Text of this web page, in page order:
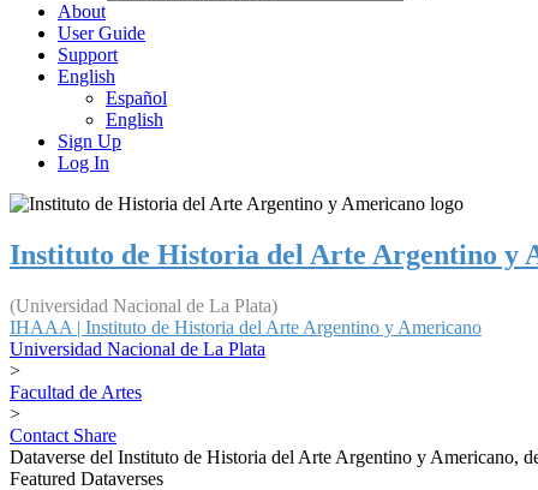
About
User Guide
Support
English
Español
English
Sign Up
Log In
Instituto de Historia del Arte Argentino y
(Universidad Nacional de La Plata)
IHAAA | Instituto de Historia del Arte Argentino y Americano
Universidad Nacional de La Plata
>
Facultad de Artes
>
Contact Share
Dataverse del Instituto de Historia del Arte Argentino y Americano,
Featured Dataverses